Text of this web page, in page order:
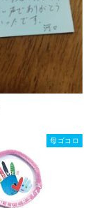
母ゴコロ